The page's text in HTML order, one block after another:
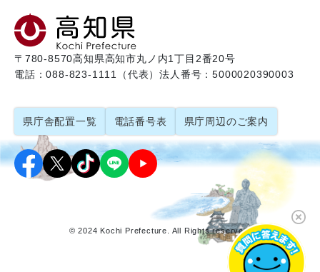
〒780-8570高知県高知市丸ノ内1丁目2番20号
電話：088-823-1111（代表）法人番号：5000020390003
県庁舎配置一覧 電話番号表 県庁周辺のご案内
© 2024 Kochi Prefecture. All Rights reserved.